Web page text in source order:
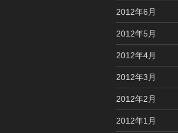
2012年6月
2012年5月
2012年4月
2012年3月
2012年2月
2012年1月